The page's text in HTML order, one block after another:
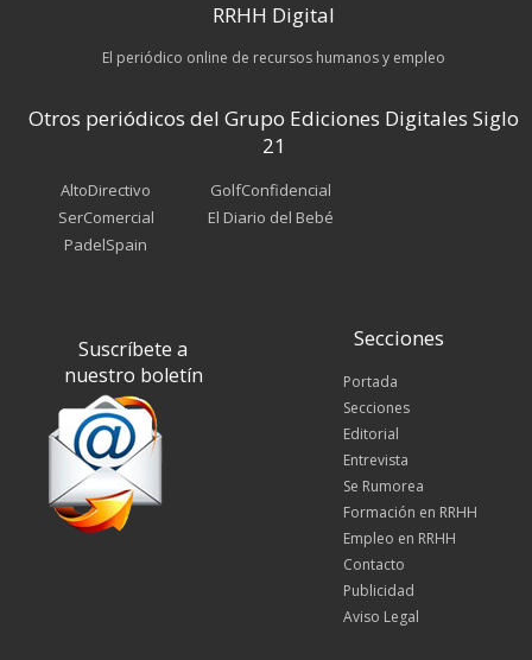
RRHH Digital
El periódico online de recursos humanos y empleo
Otros periódicos del Grupo Ediciones Digitales Siglo
21
AltoDirectivo
SerComercial
PadelSpain
GolfConfidencial
El Diario del Bebé
Suscríbete a
nuestro boletín
Secciones
Portada
Secciones
Editorial
Entrevista
Se Rumorea
Formación en RRHH
Empleo en RRHH
Contacto
Publicidad
Aviso Legal